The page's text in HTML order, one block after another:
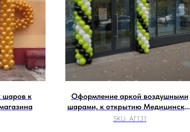
шаров к
Оформление аркой воздушными
шарами, к открытию Медицинских
анализов
SKU: АГ131